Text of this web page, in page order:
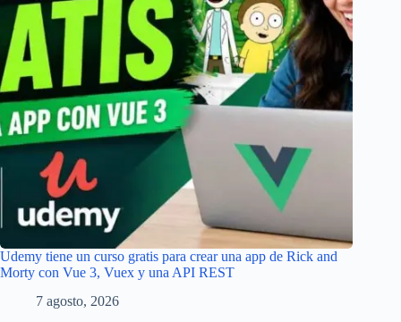
Udemy tiene un curso gratis para crear una app de Rick and
Morty con Vue 3, Vuex y una API REST
7 agosto, 2026